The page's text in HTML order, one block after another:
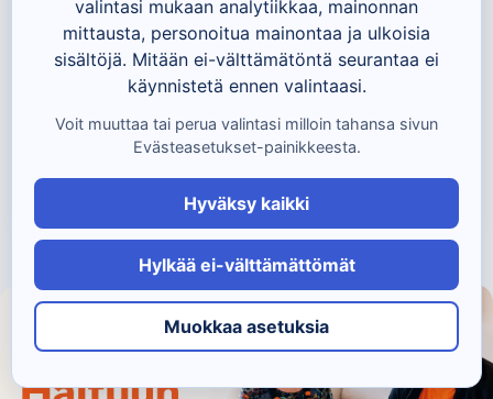
Kuluttaako 5G puhelimen akkua? WiFi, 4G ja
5G vertailussa
valintasi mukaan analytiikkaa, mainonnan
mittausta, personoitua mainontaa ja ulkoisia
sisältöjä. Mitään ei-välttämätöntä seurantaa ei
käynnistetä ennen valintaasi.
Voit muuttaa tai perua valintasi milloin tahansa sivun
Evästeasetukset-painikkeesta.
Hyväksy kaikki
Hylkää ei-välttämättömät
Muokkaa asetuksia